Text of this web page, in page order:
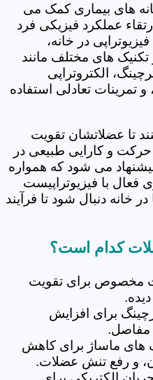
های بیماری کمک می
عملکرد فیزیکی فرد
در خانه،
های مختلف مانند
الکتروتراپی
تمرینات تعادلی استفاده
تا عضلاتشان تقویت
و کارایی طبیعی در
می شود که همواره
فعال با فیزیوتراپیست
خانه دنبال شود تا فرآیند
کدام است؟
مخصوص برای تقویت
برای افزایش
مفاصل.
های ماساژ برای کاهش
و رفع تنش عضلات.